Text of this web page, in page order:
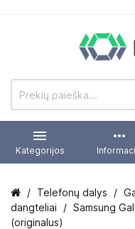

Kategorijos
more_horiz
Telefonų dalys
dangteliai
Samsung
(originalus)